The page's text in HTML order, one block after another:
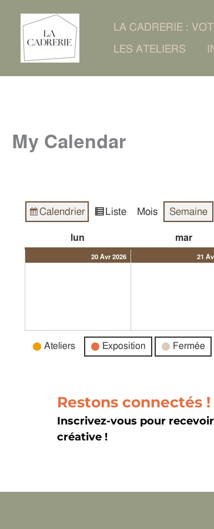
Aller
contenu
LA CADRERIE :
LES ATELIERS
My Calendar
Vue
Calendrier
Vue
Liste Mois Semaine
lun marmardi
20 Avr 2026
évènement)
21
Catégories
Ateliers Exposition Fermée
Restons connectés !
Inscrivez-vous pour
créative !